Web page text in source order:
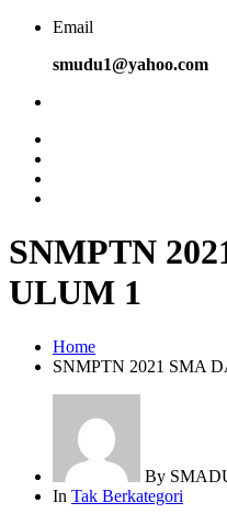
Email
smudu1@yahoo.com
SNMPTN
ULUM 1
Home
SNMPTN 2021 SMA
By
In Tak Berkategori